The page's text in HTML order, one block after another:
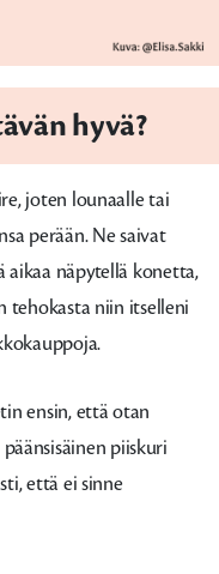
hyvä?
joten lounaalle tai
perään. Ne saivat
näpytellä konetta,
tehokasta niin itselleni
ensin, että otan
piiskuri
että ei sinne